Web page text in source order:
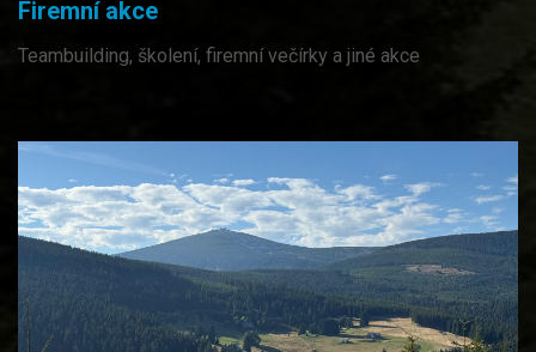
Firemní akce
Teambuilding, školení, firemní večírky a jiné akce